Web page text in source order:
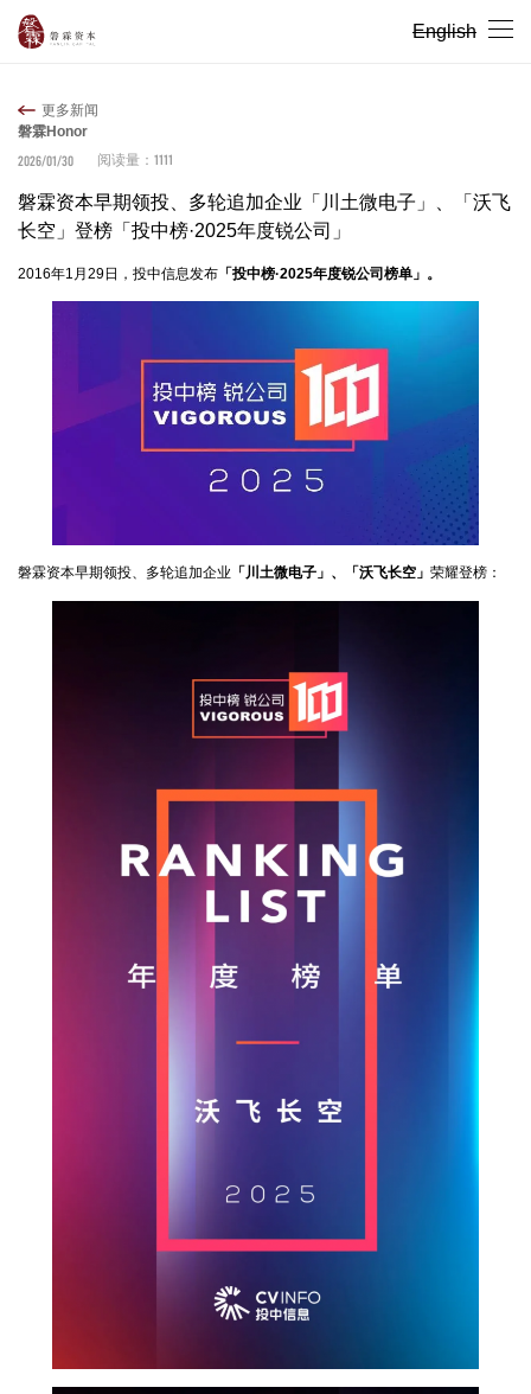
English
更多新闻
磐霖Honor
2026/01/30
阅读量： 1111
磐霖资本早期领投、多轮追加企业「川土微电子」、「沃飞
长空」登榜「投中榜·2025年度锐公司」
2016年1月29日，投中信息发布 「投中榜·2025年度锐公司榜单」。
磐霖资本早期领投、多轮追加企业 「川土微电子」、「沃飞长空」 荣耀登榜：